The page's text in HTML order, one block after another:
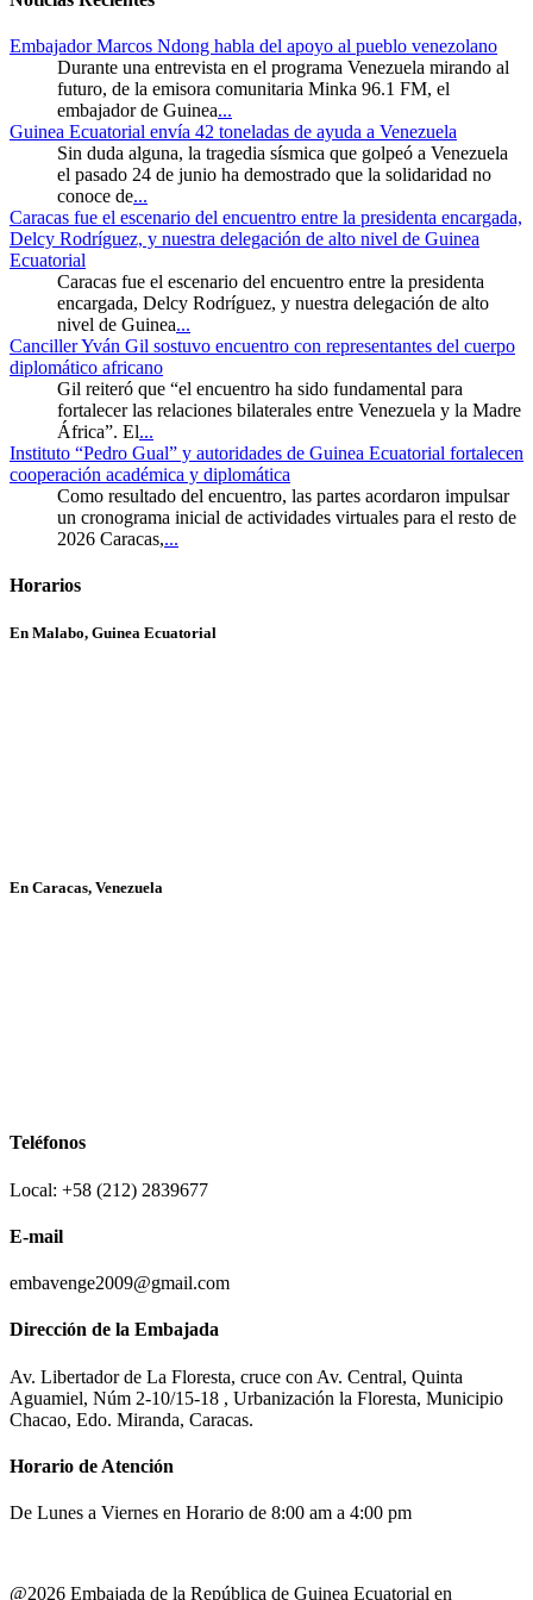
Embajador Marcos Ndong habla del apoyo al pueblo venezolano
Durante una entrevista en el programa Venezuela mirando al
futuro, de la emisora comunitaria Minka 96.1 FM, el
embajador de Guinea...
Guinea Ecuatorial envía 42 toneladas de ayuda a Venezuela
Sin duda alguna, la tragedia sísmica que golpeó a Venezuela
el pasado 24 de junio ha demostrado que la solidaridad no
conoce de...
Caracas fue el escenario del encuentro entre la presidenta encargada,
Delcy Rodríguez, y nuestra delegación de alto nivel de Guinea
Ecuatorial
Caracas fue el escenario del encuentro entre la presidenta
encargada, Delcy Rodríguez, y nuestra delegación de alto
nivel de Guinea...
Canciller Yván Gil sostuvo encuentro con representantes del cuerpo
diplomático africano
Gil reiteró que “el encuentro ha sido fundamental para
fortalecer las relaciones bilaterales entre Venezuela y la Madre
África”. El...
Instituto “Pedro Gual” y autoridades de Guinea Ecuatorial fortalecen
cooperación académica y diplomática
Como resultado del encuentro, las partes acordaron impulsar
un cronograma inicial de actividades virtuales para el resto de
2026 Caracas,...
Horarios
En Malabo, Guinea Ecuatorial
En Caracas, Venezuela
Teléfonos
Local: +58 (212) 2839677
E-mail
embavenge2009@gmail.com
Dirección de la Embajada
Av. Libertador de La Floresta, cruce con Av. Central, Quinta
Aguamiel, Núm 2-10/15-18 , Urbanización la Floresta, Municipio
Chacao, Edo. Miranda, Caracas.
Horario de Atención
De Lunes a Viernes en Horario de 8:00 am a 4:00 pm
@2026 Embajada de la República de Guinea Ecuatorial en